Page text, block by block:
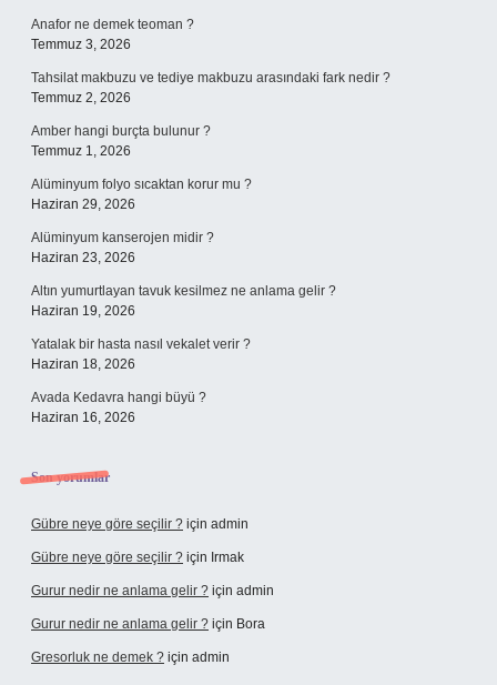
Anafor ne demek teoman ?
Temmuz 3, 2026
Tahsilat makbuzu ve tediye makbuzu arasındaki fark nedir ?
Temmuz 2, 2026
Amber hangi burçta bulunur ?
Temmuz 1, 2026
Alüminyum folyo sıcaktan korur mu ?
Haziran 29, 2026
Alüminyum kanserojen midir ?
Haziran 23, 2026
Altın yumurtlayan tavuk kesilmez ne anlama gelir ?
Haziran 19, 2026
Yatalak bir hasta nasıl vekalet verir ?
Haziran 18, 2026
Avada Kedavra hangi büyü ?
Haziran 16, 2026
Son yorumlar
Gübre neye göre seçilir ? için admin
Gübre neye göre seçilir ? için Irmak
Gurur nedir ne anlama gelir ? için admin
Gurur nedir ne anlama gelir ? için Bora
Gresorluk ne demek ? için admin